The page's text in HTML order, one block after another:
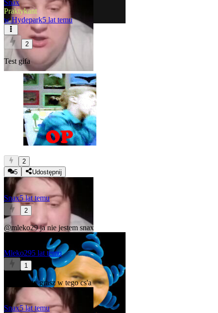
Snax
Praktykant
w Hydepark5 lat temu
2
Test gifa
2
5
Udostępnij
Snax5 lat temu
2
@mleko29ja nie jestem snax
Mleko295 lat temu
1
na ale to ty grasz w tego cs'a
Snax5 lat temu